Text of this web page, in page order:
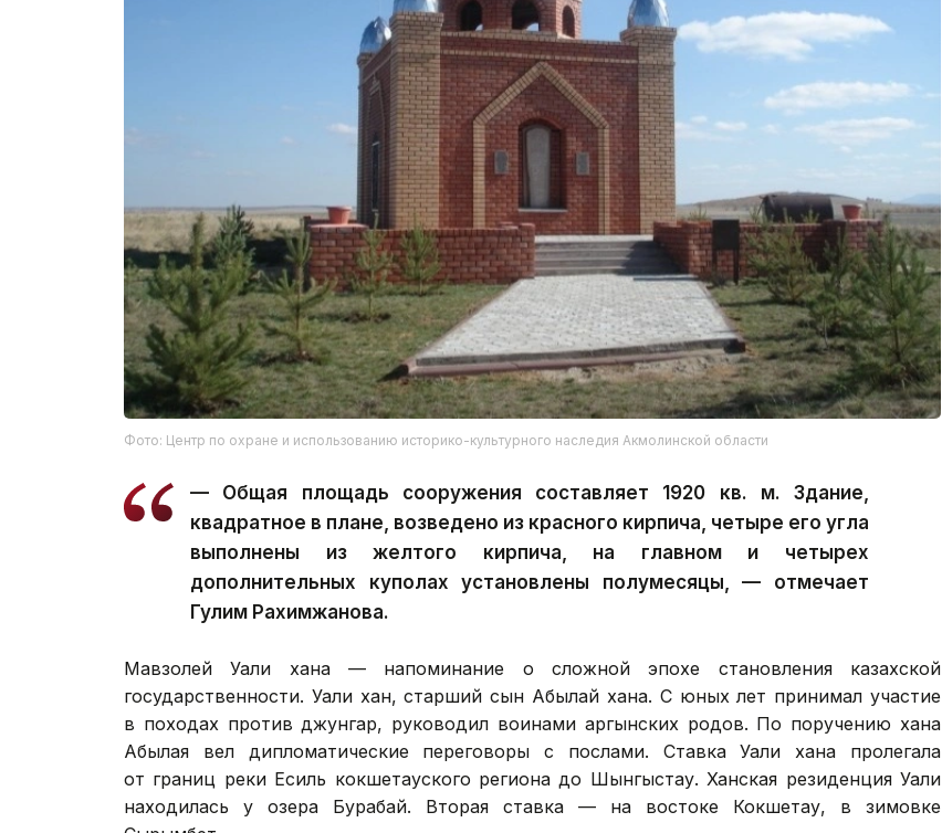
Фото: Центр по охране и использованию историко-культурного наследия Акмолинской области
— Общая площадь сооружения составляет 1920 кв. м. Здание,
квадратное в плане, возведено из красного кирпича, четыре его угла
выполнены из желтого кирпича, на главном и четырех
дополнительных куполах установлены полумесяцы, — отмечает
Гулим Рахимжанова.
Мавзолей Уали хана — напоминание о сложной эпохе становления казахской
государственности. Уали хан, старший сын Абылай хана. С юных лет принимал участие
в походах против джунгар, руководил воинами аргынских родов. По поручению хана
Абылая вел дипломатические переговоры с послами. Ставка Уали хана пролегала
от границ реки Есиль кокшетауского региона до Шынгыстау. Ханская резиденция Уали
находилась у озера Бурабай. Вторая ставка — на востоке Кокшетау, в зимовке